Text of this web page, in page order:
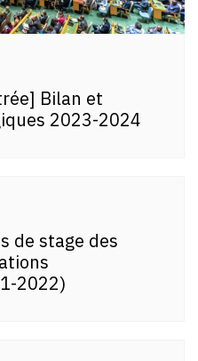
Bilan et
2023-2024
de stage des
2022)